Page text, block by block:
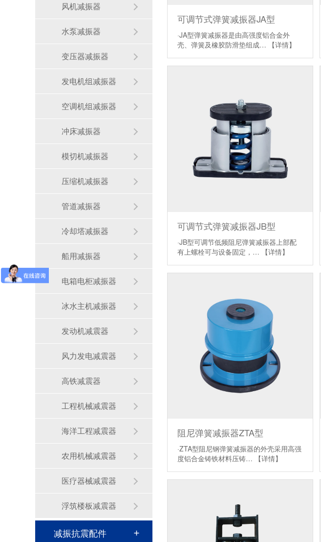
可调节式弹簧减振器JA型
·JA型弹簧减振器是由高强度铝合金外
壳、弹簧及橡胶防滑垫组成…
【详情】
可调节式弹簧减振器JB型
·JB型可调节低频阻尼弹簧减振器上部配
有上螺栓可与设备固定，…
【详情】
阻尼弹簧减振器ZTA型
·ZTA型阻尼钢弹簧减振器的外壳采用高强
度铝合金铸铁材料压铸…
【详情】
风机减振器
水泵减振器
变压器减振器
发电机组减振器
空调机组减振器
冲床减振器
模切机减振器
压缩机减振器
管道减振器
冷却塔减振器
船用减振器
电箱电柜减振器
冰水主机减振器
发动机减震器
风力发电减震器
高铁减震器
工程机械减震器
海洋工程减震器
农用机械减震器
医疗器械减震器
浮筑楼板减震器
减振抗震配件
弹簧减震器对于降低波速的方法有几种？
制冷机组风机减震器选型注意哪些？